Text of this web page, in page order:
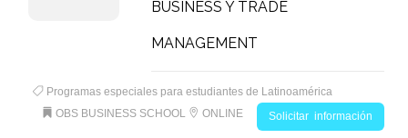
BUSINESS Y TRADE
MANAGEMENT
Programas especiales para estudiantes de Latinoamérica
OBS BUSINESS SCHOOL
ONLINE Solicitar información